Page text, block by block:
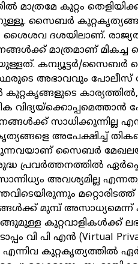
മാത്രമേ കുറ്റം
സൈബര്‍
ശൈശവ ദശയിലാണ്.
മാത്രമാണ്
കമ്പ്യൂട്ടര്‍/
അഭാവവും പോലീസ്
വിദ്യയ്ക്കൊപ്പമെത്താന്‍
സാധിക്കുന്നില്ല
അപേക്ഷിച്ച്
സൈബര്‍
പ്രവര്‍ത്തനത്തില്‍
അവശ്യമില്ല
മറ്റൊരിടത്ത്
മുമ്പ് അസാധ്യമെന്ന്
കുറ്റവാളികള്‍ക്ക്
വി പി എന്‍ (Virtual
കുറ്റകൃത്യത്തില്‍